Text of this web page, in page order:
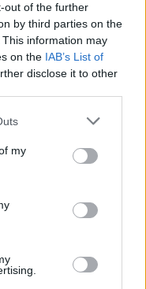
out of the further
by third parties on the
This information may
on the IAB’s List of
disclose it to other
one or more Google
You may click to
third-party tags to
in below Google
my
το βιβλίο του Ι.